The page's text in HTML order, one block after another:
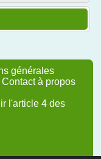
générales
Contact à propos
l'article 4 des